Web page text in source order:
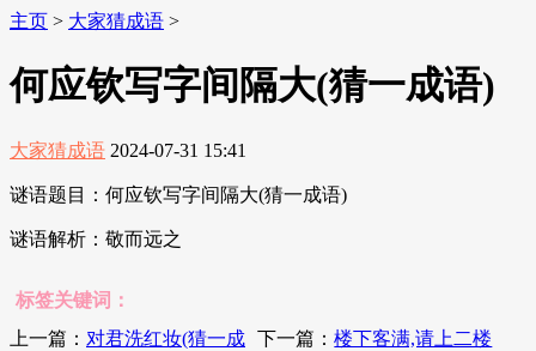
主页 > 大家猜成语 >
何应钦写字间隔大(猜一成语)
大家猜成语 2024-07-31 15:41
谜语题目：何应钦写字间隔大(猜一成语)
谜语解析：敬而远之
标签关键词：
上一篇： 对君洗红妆(猜一成
下一篇：楼下客满,请上二楼